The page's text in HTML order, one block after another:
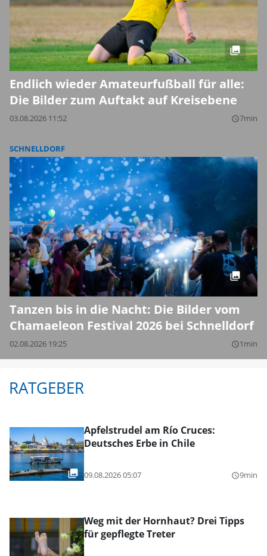
Endlich wieder Amateurfußball für alle:
Die Bilder zum Auftakt auf Kreisebene
03.08.2026 11:52 query_builder7min
SCHNELLDORF
Tanzen bis in die Nacht: Die Bilder vom
Chamaeleon Festival 2026 bei Schnelldorf
02.08.2026 19:25 query_builder1min
RATGEBER
Apfelstrudel am Río Cruces:
Deutsches Erbe in Chile
09.08.2026 05:07 query_builder9min
Weg mit der Hornhaut? Drei Tipps
für gepflegte Treter